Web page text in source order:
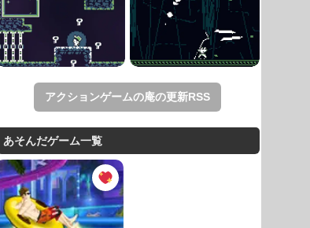
アクションゲームの庵の更新RSS
あそんだゲーム一覧